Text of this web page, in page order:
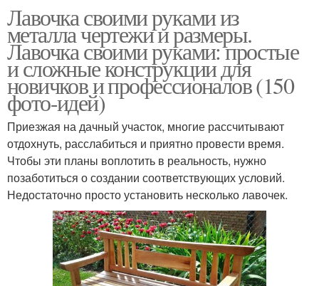
Лавочка своими руками из
металла чертежи и размеры.
Лавочка своими руками: простые
и сложные конструкции для
новичков и профессионалов (150
фото-идей)
Приезжая на дачный участок, многие рассчитывают
отдохнуть, расслабиться и приятно провести время.
Чтобы эти планы воплотить в реальность, нужно
позаботиться о создании соответствующих условий.
Недостаточно просто установить несколько лавочек.